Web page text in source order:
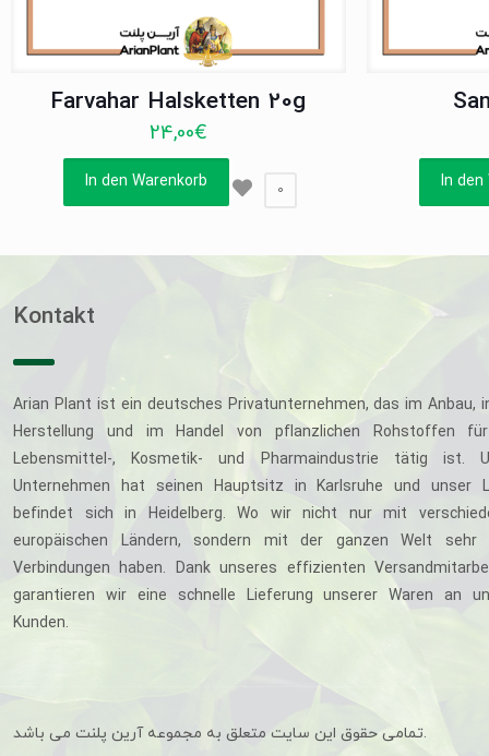
Farvahar Halsketten 20g
24,00€
In den Warenkorb 0 In den
Kontakt
Arian Plant ist ein deutsches Privatunternehmen, das im Anbau,
Herstellung und im Handel von pflanzlichen Rohstoffen
Lebensmittel-, Kosmetik- und Pharmaindustrie tätig ist.
Unternehmen hat seinen Hauptsitz in Karlsruhe und unser
befindet sich in Heidelberg. Wo wir nicht nur mit
europäischen Ländern, sondern mit der ganzen Welt sehr
Verbindungen haben. Dank unseres effizienten
garantieren wir eine schnelle Lieferung unserer Waren an
Kunden.
تمامی حقوق این سایت متعلق به مجموعه آرین پلنت می باشد.